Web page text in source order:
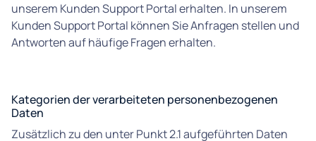
unserem Kunden Support Portal erhalten. In unserem
Kunden Support Portal können Sie Anfragen stellen und
Antworten auf häufige Fragen erhalten.
Kategorien der verarbeiteten personenbezogenen
Daten
Zusätzlich zu den unter Punkt 2.1 aufgeführten Daten